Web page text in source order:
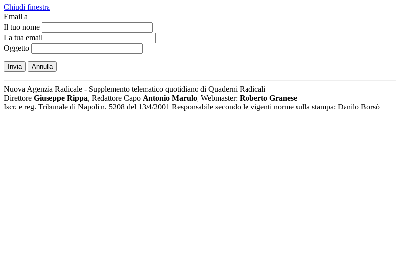
Chiudi finestra
Email a
Il tuo nome
La tua email
Oggetto
Invia Annulla
Nuova Agenzia Radicale - Supplemento telematico quotidiano di Quaderni Radicali
Direttore Giuseppe Rippa, Redattore Capo Antonio Marulo, Webmaster: Roberto Granese
Iscr. e reg. Tribunale di Napoli n. 5208 del 13/4/2001 Responsabile secondo le vigenti norme sulla stampa: Danilo Borsò